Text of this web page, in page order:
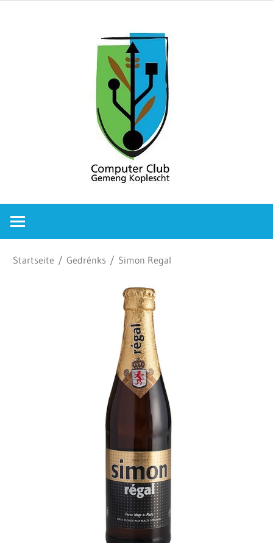
Club
Startseite /Gedrénks / Simon Regal